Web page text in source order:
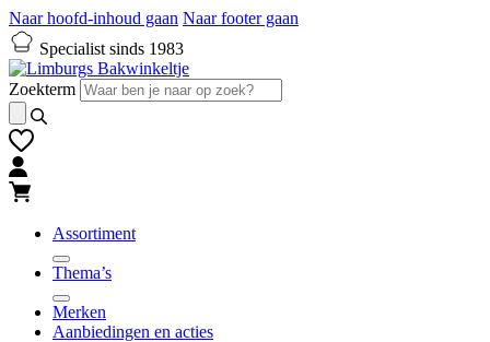
Naar hoofd-inhoud gaan Naar footer gaan
Specialist sinds 1983
Zoekterm
Assortiment
Thema’s
Merken
Aanbiedingen en acties